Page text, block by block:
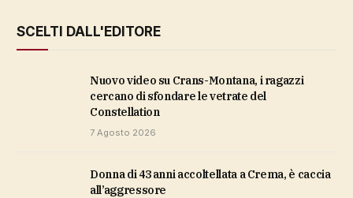
SCELTI DALL'EDITORE
Nuovo video su Crans-Montana, i ragazzi
cercano di sfondare le vetrate del
Constellation
7 Agosto 2026
Donna di 43 anni accoltellata a Crema, è caccia
all’aggressore